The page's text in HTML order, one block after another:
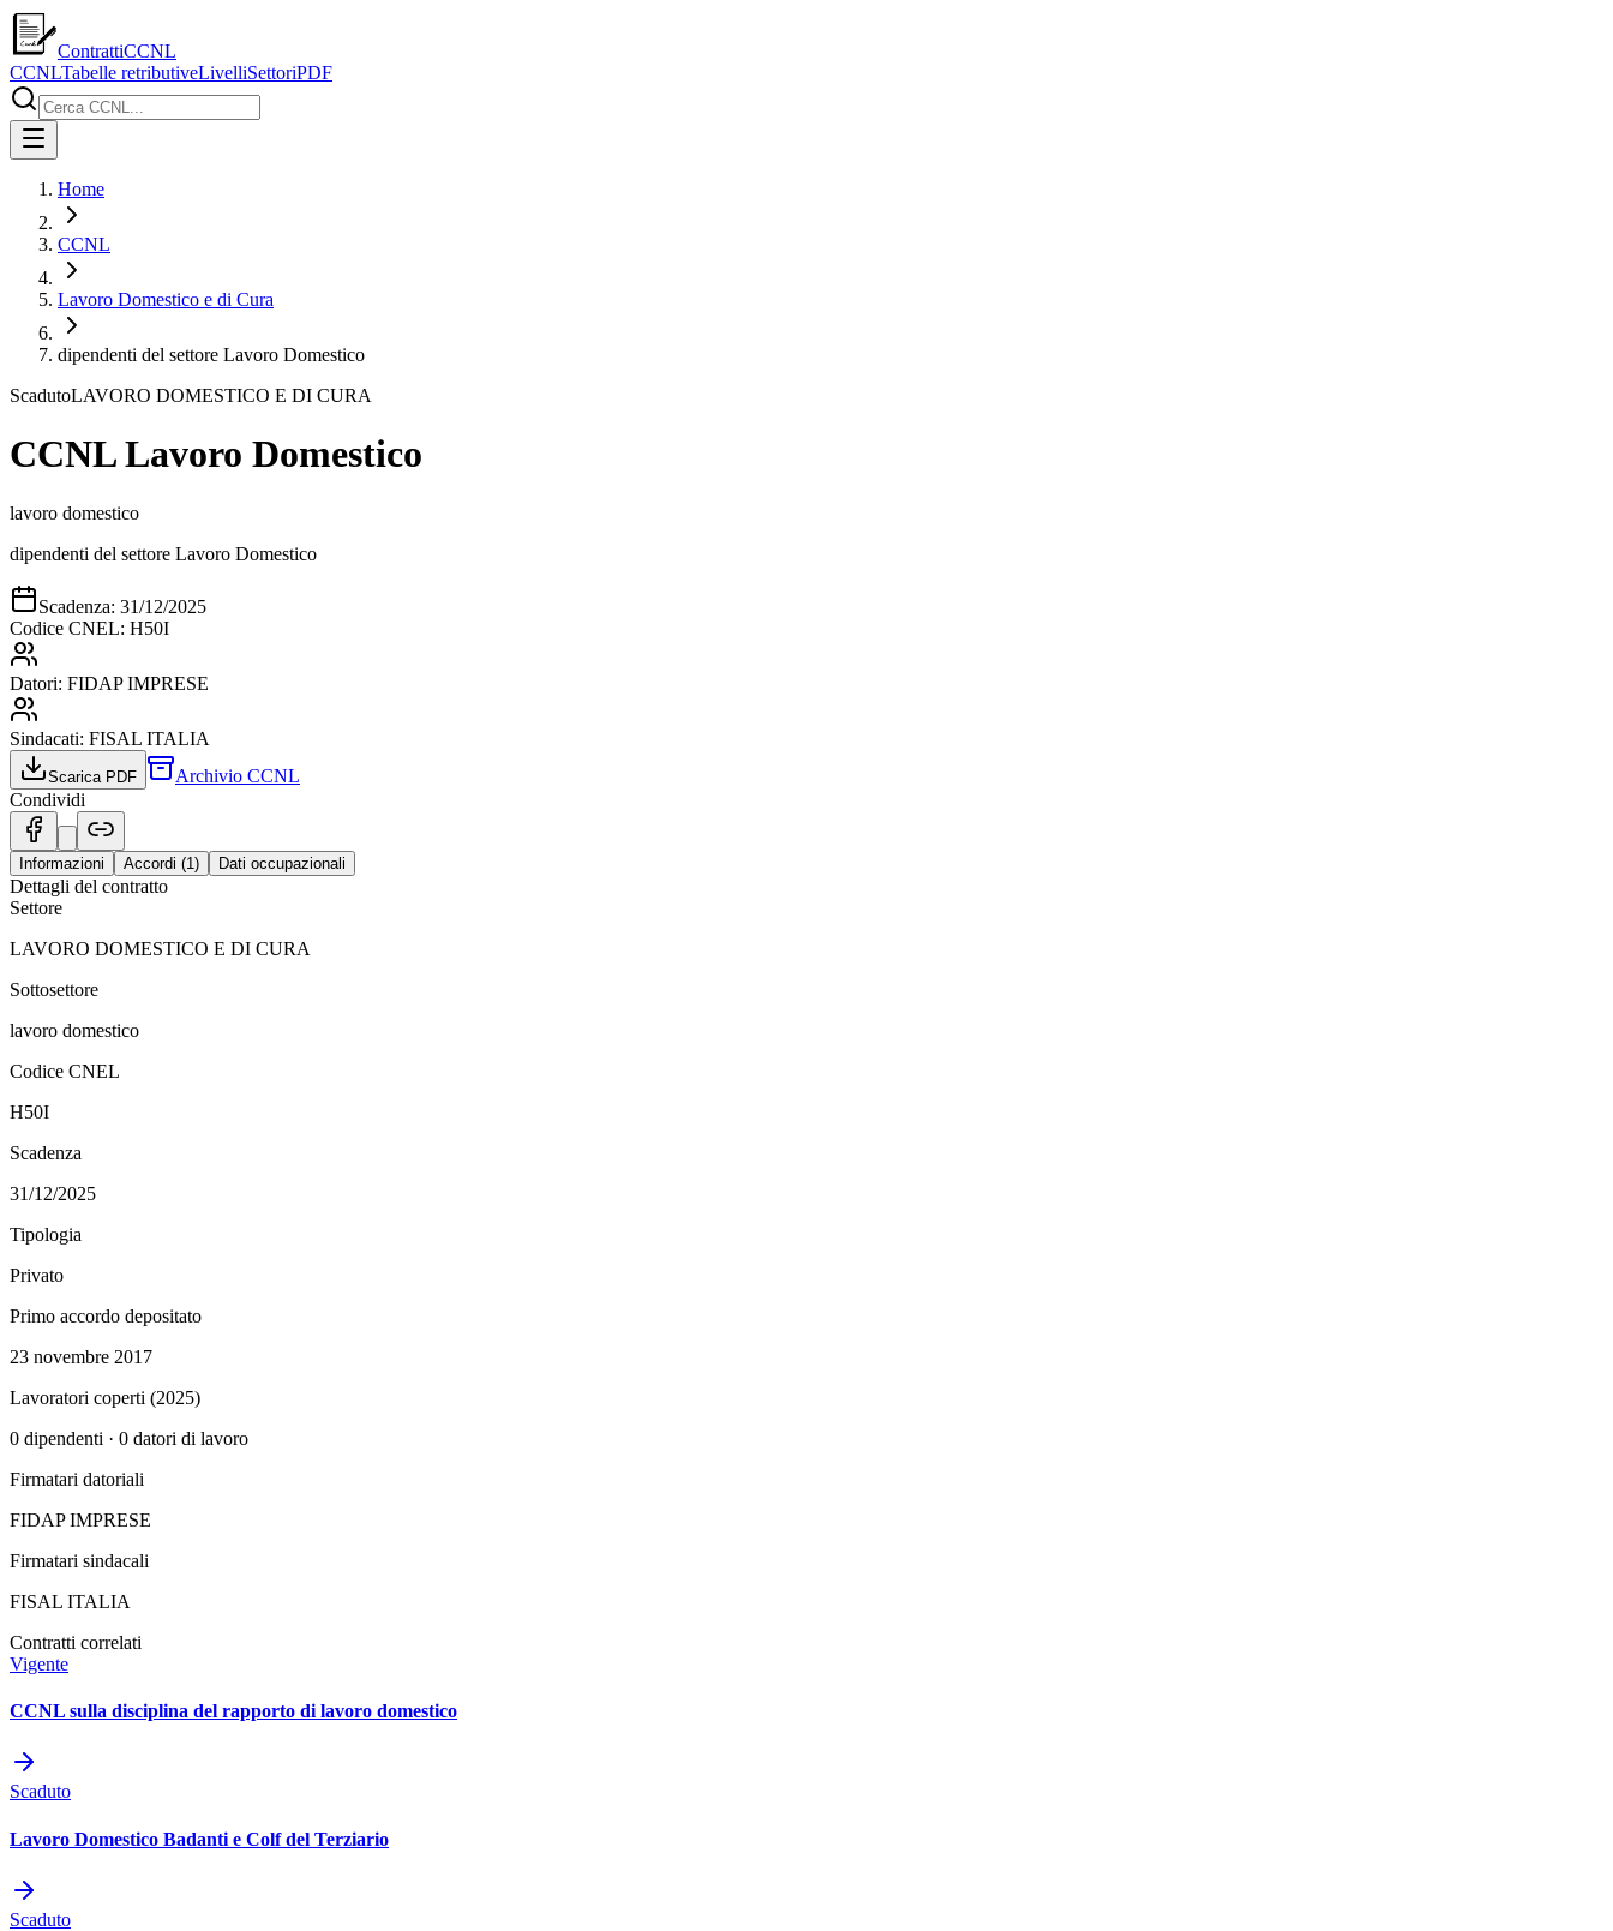
ContrattiCCNL
CCNLTabelle retributiveLivelliSettoriPDF
Home
CCNL
Lavoro Domestico e di Cura
dipendenti del settore Lavoro Domestico
ScadutoLAVORO DOMESTICO E DI CURA
CCNL Lavoro Domestico
lavoro domestico
dipendenti del settore Lavoro Domestico
Scadenza: 31/12/2025
Codice CNEL: H50I
Datori: FIDAP IMPRESE
Sindacati: FISAL ITALIA
Scarica PDF
Archivio CCNL
Condividi
Informazioni Accordi (1 ) Dati occupazionali
Dettagli del contratto
Settore
LAVORO DOMESTICO E DI CURA
Sottosettore
lavoro domestico
Codice CNEL
H50I
Scadenza
31/12/2025
Tipologia
Privato
Primo accordo depositato
23 novembre 2017
Lavoratori coperti (2025)
0 dipendenti · 0 datori di lavoro
Firmatari datoriali
FIDAP IMPRESE
Firmatari sindacali
FISAL ITALIA
Contratti correlati
Vigente
CCNL sulla disciplina del rapporto di lavoro domestico
Scaduto
Lavoro Domestico Badanti e Colf del Terziario
Scaduto